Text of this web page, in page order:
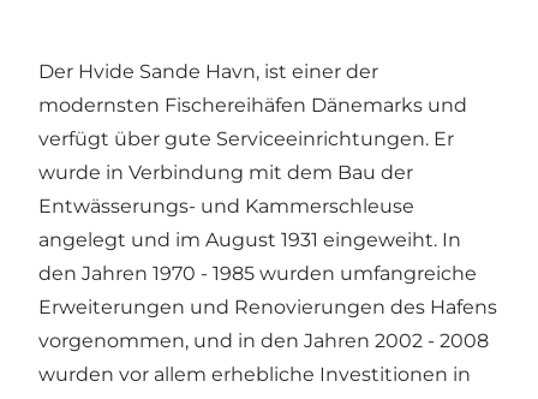
Der Hvide Sande Havn, ist einer der
modernsten Fischereihäfen Dänemarks und
verfügt über gute Serviceeinrichtungen. Er
wurde in Verbindung mit dem Bau der
Entwässerungs- und Kammerschleuse
angelegt und im August 1931 eingeweiht. In
den Jahren 1970 - 1985 wurden umfangreiche
Erweiterungen und Renovierungen des Hafens
vorgenommen, und in den Jahren 2002 - 2008
wurden vor allem erhebliche Investitionen in